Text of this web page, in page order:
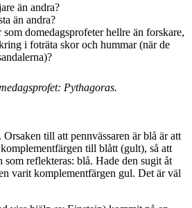
än andra?
än andra?
domedagsprofeter hellre än forskare,
i foträta skor och hummar (när de
Pythagoras.
till att pennvässaren är blå är att
till blått (gult), så att
som reflekteras: blå. Hade den sugit åt
varit komplementfärgen gul. Det är väl